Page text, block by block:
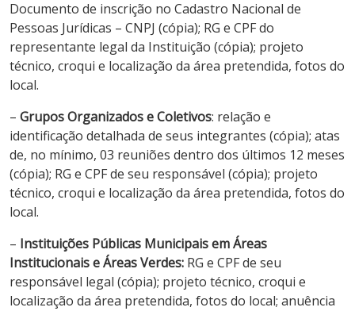
Documento de inscrição no Cadastro Nacional de
Pessoas Jurídicas – CNPJ (cópia); RG e CPF do
representante legal da Instituição (cópia); projeto
técnico, croqui e localização da área pretendida, fotos do
local.
– Grupos Organizados e Coletivos: relação e
identificação detalhada de seus integrantes (cópia); atas
de, no mínimo, 03 reuniões dentro dos últimos 12 meses
(cópia); RG e CPF de seu responsável (cópia); projeto
técnico, croqui e localização da área pretendida, fotos do
local.
– Instituições Públicas Municipais em Áreas
Institucionais e Áreas Verdes: RG e CPF de seu
responsável legal (cópia); projeto técnico, croqui e
localização da área pretendida, fotos do local; anuência